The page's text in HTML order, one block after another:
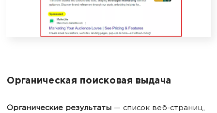
Органическая поисковая выдача
Органические результаты — список веб-страниц,